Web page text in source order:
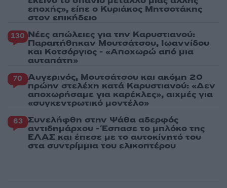
εποχής», είπε ο Κυριάκος Μητσοτάκης
στον επικήδειο
130 Νέες απώλειες για την Καρυστιανού:
Παραιτήθηκαν Μουτσάτσου, Ιωαννίδου
και Κοτσόργιος - «Αποχωρώ από μια
αυταπάτη»
70 Αυγερινός, Μουτσάτσου και ακόμη 20
πρώην στελέχη κατά Καρυστιανού: «Δεν
αποχωρήσαμε για καρέκλες», αιχμές για
«συγκεντρωτικό μοντέλο»
63 Συνελήφθη στην Ψάθα αδερφός
αντιδημάρχου - Έσπασε το μπλόκο της
ΕΛΑΣ και έπεσε με το αυτοκίνητό του
στα συντρίμμια του ελικοπτέρου